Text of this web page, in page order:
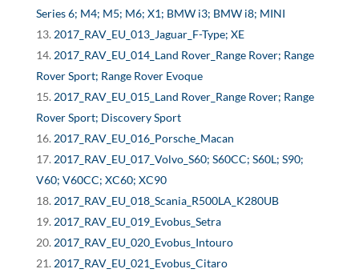
Series 6; M4; M5; M6; X1; BMW i3; BMW i8; MINI
2017_RAV_EU_013_Jaguar_F-Type; XE
2017_RAV_EU_014_Land Rover_Range Rover; Range
Rover Sport; Range Rover Evoque
2017_RAV_EU_015_Land Rover_Range Rover; Range
Rover Sport; Discovery Sport
2017_RAV_EU_016_Porsche_Macan
2017_RAV_EU_017_Volvo_S60; S60CC; S60L; S90;
V60; V60CC; XC60; XC90
2017_RAV_EU_018_Scania_R500LA_K280UB
2017_RAV_EU_019_Evobus_Setra
2017_RAV_EU_020_Evobus_Intouro
2017_RAV_EU_021_Evobus_Citaro